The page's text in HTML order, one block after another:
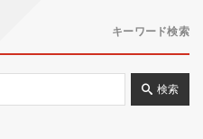
キーワード検索
検索